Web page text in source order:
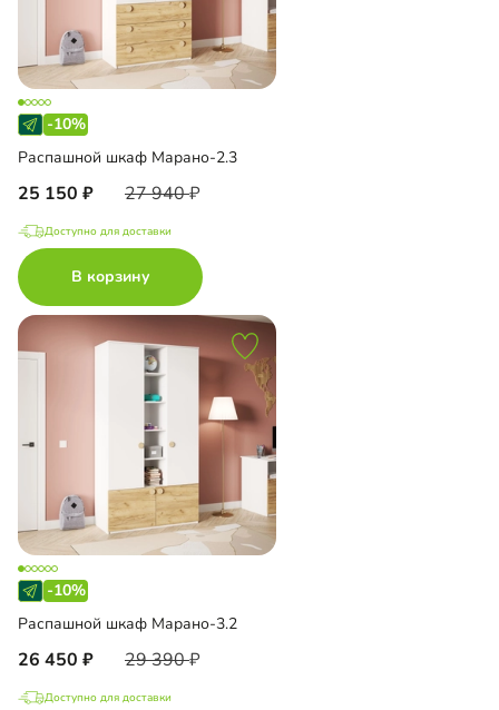
-10%
Распашной шкаф Марано-2.3
25 150 27 940
Доступно для доставки
В корзину
-10%
Распашной шкаф Марано-3.2
26 450 29 390
Доступно для доставки